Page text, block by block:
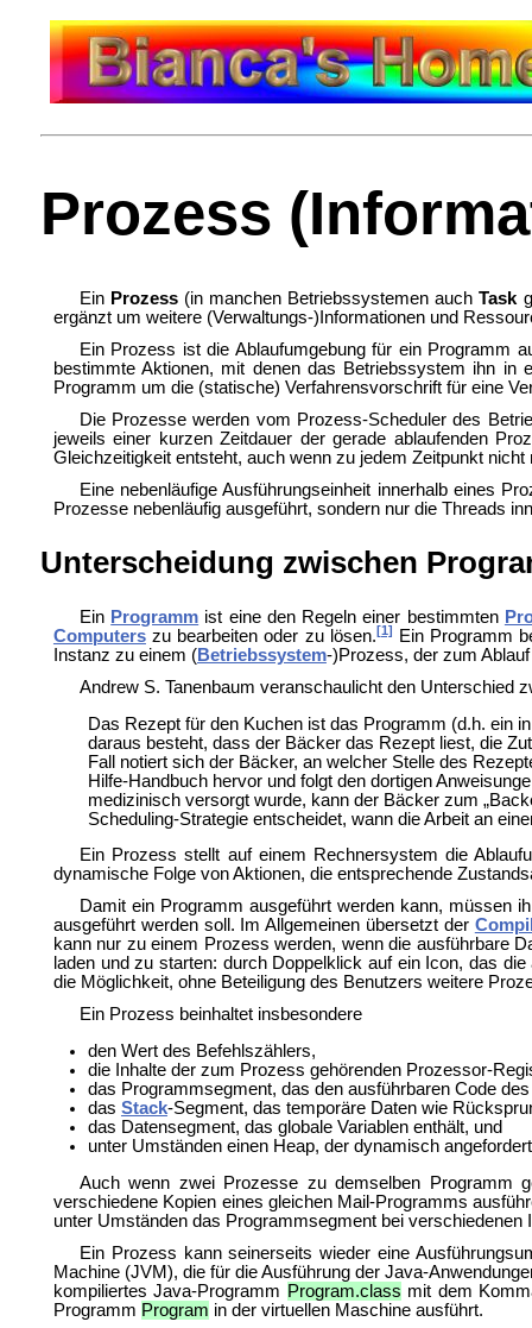
Prozess
Ein Prozess (in manchen Betriebssystemen auchTask
ergänzt um weitere (Verwaltungs-)Informationen und
Ein Prozess ist die Ablaufumgebung für ein Programm
bestimmte Aktionen, mit denen das Betriebssystem ihn
Programm um die (statische) Verfahrensvorschrift für eine
Die Prozesse werden vom Prozess-Scheduler des
jeweils einer kurzen Zeitdauer der gerade ablaufenden
Gleichzeitigkeit entsteht, auch wenn zu jedem Zeitpunkt
Eine nebenläufige Ausführungseinheit innerhalb eines
Prozesse nebenläufig ausgeführt, sondern nur die Threads
Unterscheidung zwischen
Ein Programm ist eine den Regeln einer bestimmten
Computerszu bearbeiten oder zu lösen. [1]
Ein Programm
Instanz zu einem (Betriebssystem-)Prozess, der zum
Andrew S. Tanenbaum veranschaulicht den Unterschied
Das Rezept für den Kuchen ist das Programm (d.h. ein
daraus besteht, dass der Bäcker das Rezept liest, die
Fall notiert sich der Bäcker, an welcher Stelle des
Hilfe-Handbuch hervor und folgt den dortigen
medizinisch versorgt wurde, kann der Bäcker zum
Scheduling-Strategie entscheidet, wann die Arbeit an
Ein Prozess stellt auf einem Rechnersystem die
dynamische Folge von Aktionen, die entsprechende
Damit ein Programm ausgeführt werden kann, müssen
ausgeführt werden soll. Im Allgemeinen übersetzt der
kann nur zu einem Prozess werden, wenn die ausführbare
laden und zu starten: durch Doppelklick auf ein Icon, das
die Möglichkeit, ohne Beteiligung des Benutzers weitere
Ein Prozess beinhaltet insbesondere
den Wert des Befehlszählers,
die Inhalte der zum Prozess gehörenden Prozessor-
das Programmsegment, das den ausführbaren Code
das Stack-Segment, das temporäre Daten wie
das Datensegment, das globale Variablen enthält, und
unter Umständen einen Heap, der dynamisch
Auch wenn zwei Prozesse zu demselben Programm
verschiedene Kopien eines gleichen Mail-Programms
unter Umständen das Programmsegment bei
Ein Prozess kann seinerseits wieder eine
Machine (JVM), die für die Ausführung derJava-
kompiliertes Java-Programm Program.class mit dem
Programm Program in der virtuellen Maschine ausführt.